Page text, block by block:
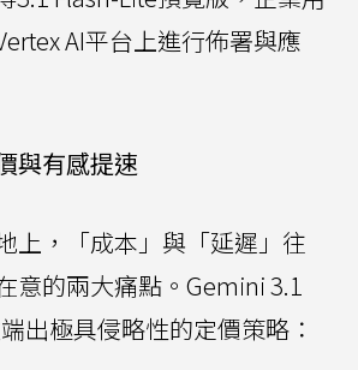
AI平台上進行佈署與應
與有感提速
上，「成本」與「延遲」往
意的兩大痛點。Gemini 3.1
出極具侵略性的定價策略：